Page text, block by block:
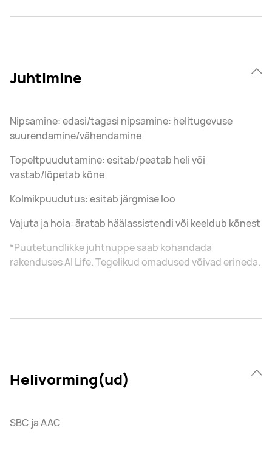
Juhtimine
Nipsamine: edasi/tagasi nipsamine: helitugevuse
suurendamine/vähendamine
Topeltpuudutamine: esitab/peatab heli või
vastab/lõpetab kõne
Kolmikpuudutus: esitab järgmise loo
Vajuta ja hoia: äratab häälassistendi või keeldub kõnest
*Puutetundlikke juhtnuppe saab kohandada
rakenduses AI Life. Tegelikud omadused võivad erineda.
Helivorming(ud)
SBC ja AAC